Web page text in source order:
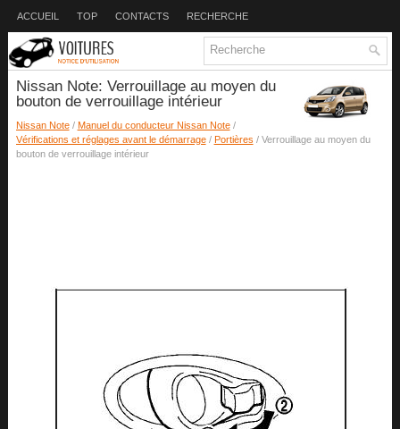
ACCUEIL TOP CONTACTS RECHERCHE
Nissan Note: Verrouillage au moyen du
bouton de verrouillage intérieur
Nissan Note/ Manuel du conducteur Nissan Note/
Vérifications et réglages avant le démarrage/ Portières / Verrouillage au moyen du
bouton de verrouillage intérieur